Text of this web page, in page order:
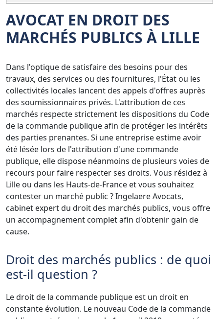
AVOCAT EN DROIT DES
MARCHÉS PUBLICS À LILLE
Dans l'optique de satisfaire des besoins pour des
travaux, des services ou des fournitures, l'État ou les
collectivités locales lancent des appels d'offres auprès
des soumissionnaires privés. L'attribution de ces
marchés respecte strictement les dispositions du Code
de la commande publique afin de protéger les intérêts
des parties prenantes. Si une entreprise estime avoir
été lésée lors de l'attribution d'une commande
publique, elle dispose néanmoins de plusieurs voies de
recours pour faire respecter ses droits. Vous résidez à
Lille ou dans les Hauts-de-France et vous souhaitez
contester un marché public ? Ingelaere Avocats,
cabinet expert du droit des marchés publics, vous offre
un accompagnement complet afin d'obtenir gain de
cause.
Droit des marchés publics : de quoi
est-il question ?
Le droit de la commande publique est un droit en
constante évolution. Le nouveau Code de la commande